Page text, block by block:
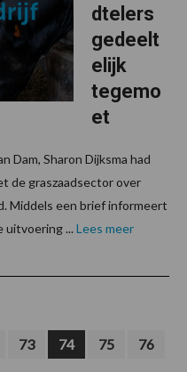
dtelers
gedeelt
elijk
tegemo
et
Dam, Sharon Dijksma had
de graszaadsector over
Middels een brief informeert
uitvoering ... Lees meer
Pagina
73 Pagina
74 Pagina
75 Pagina
76